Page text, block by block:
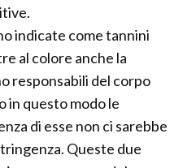
indicate come tannini
al colore anche la
responsabili del corpo
in questo modo le
di esse non ci sarebbe
Queste due